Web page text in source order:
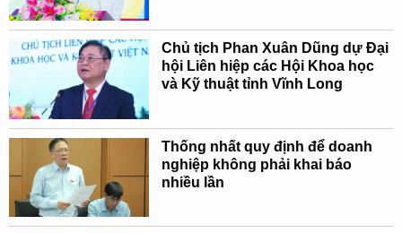
Chủ tịch Phan Xuân Dũng dự Đại
hội Liên hiệp các Hội Khoa học
và Kỹ thuật tỉnh Vĩnh Long
Thống nhất quy định để doanh
nghiệp không phải khai báo
nhiều lần